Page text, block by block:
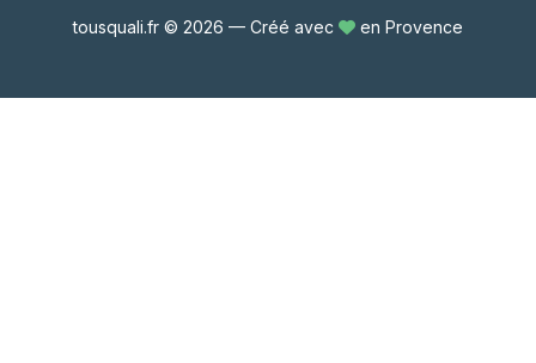
tousquali.fr © 2026 — Créé avec en Provence